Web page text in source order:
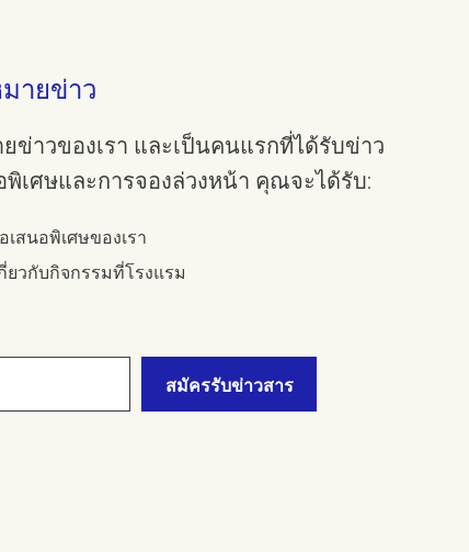
ายข่าว
ข่าวของเรา และเป็นคนแรกที่ได้รับข่าว
พิเศษและการจองล่วงหน้า คุณจะได้รับ:
เสนอพิเศษของเรา
วกับกิจกรรมที่โรงแรม